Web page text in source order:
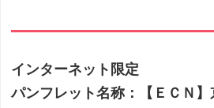
インターネット限定
パンフレット名称：【ＥＣＮ